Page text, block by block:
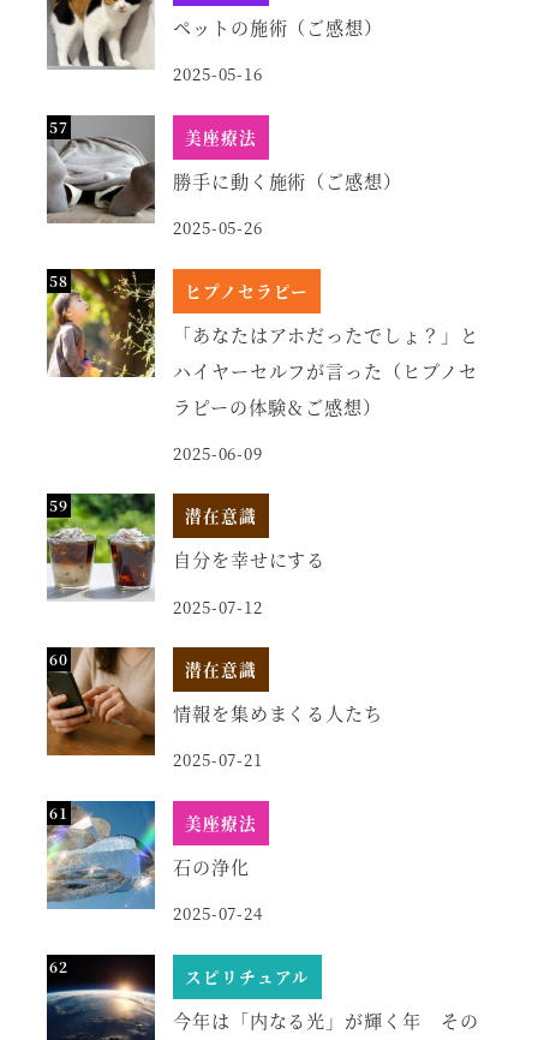
ペットの施術（ご感想）
2025-05-16
美座療法
勝手に動く施術（ご感想）
2025-05-26
ヒプノセラピー
「あなたはアホだったでしょ？」と
ハイヤーセルフが言った（ヒプノセ
ラピーの体験＆ご感想）
2025-06-09
潜在意識
自分を幸せにする
2025-07-12
潜在意識
情報を集めまくる人たち
2025-07-21
美座療法
石の浄化
2025-07-24
スピリチュアル
今年は「内なる光」が輝く年 その